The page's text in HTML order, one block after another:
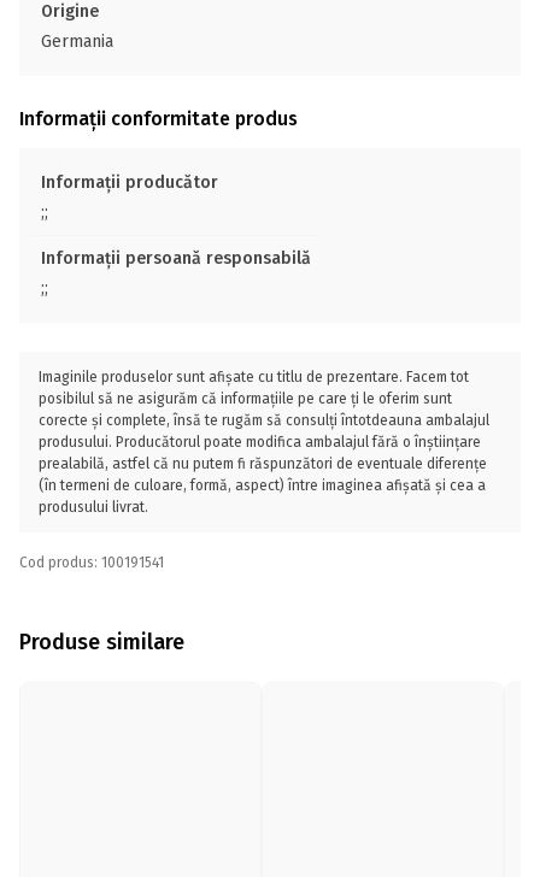
Origine
Germania
Informații conformitate produs
Informații producător
;;
Informații persoană responsabilă
;;
Imaginile produselor sunt afișate cu titlu de prezentare. Facem tot
posibilul să ne asigurăm că informațiile pe care ți le oferim sunt
corecte și complete, însă te rugăm să consulți întotdeauna ambalajul
produsului. Producătorul poate modifica ambalajul fără o înștiințare
prealabilă, astfel că nu putem fi răspunzători de eventuale diferențe
(în termeni de culoare, formă, aspect) între imaginea afișată și cea a
produsului livrat.
Cod produs: 100191541
Produse similare